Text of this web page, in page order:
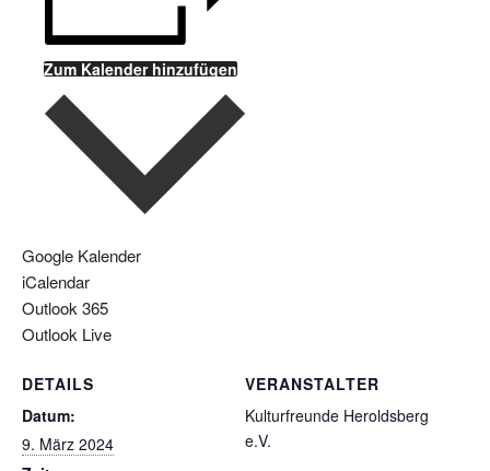
Zum Kalender hinzufügen
Google Kalender
iCalendar
Outlook 365
Outlook Live
DETAILS
Datum:
9. März 2024
VERANSTALTER
Kulturfreunde Heroldsberg
e.V.